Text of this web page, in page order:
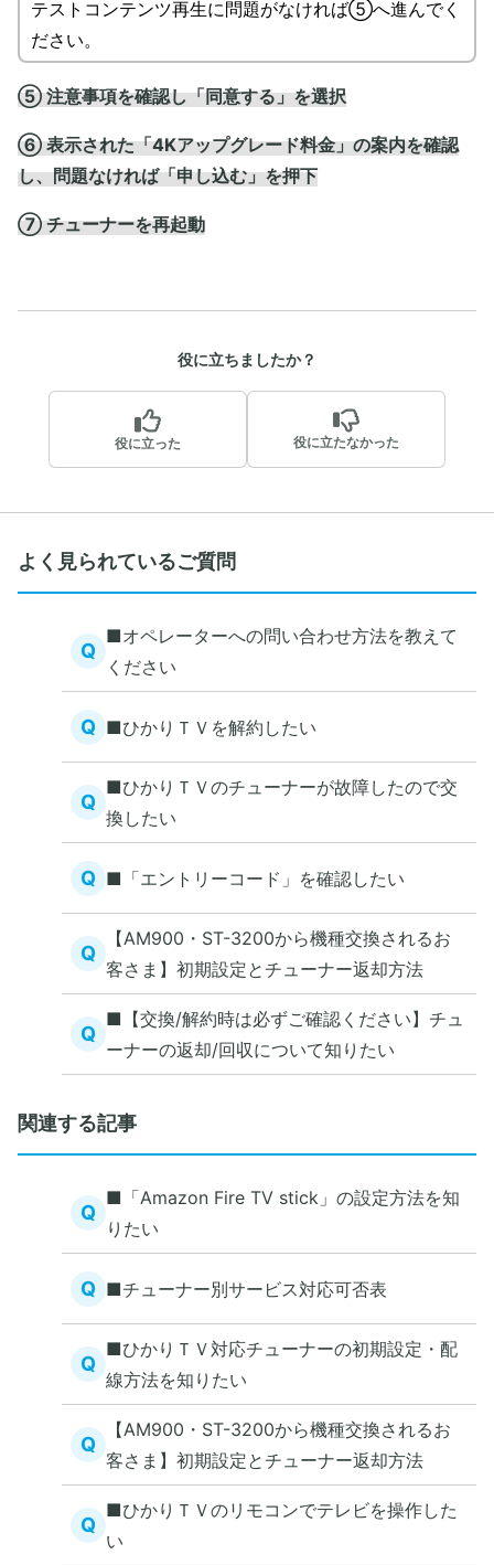
テストコンテンツ再生に問題がなければ⑤へ進んでく
ださい。
⑤ 注意事項を確認し「同意する」を選択
⑥ 表示された「4Kアップグレード料金」の案内を確認
し、問題なければ「申し込む」を押下
⑦ チューナーを再起動
役に立ちましたか？
役に立った 役に立たなかった
よく見られているご質問
Q
■オペレーターへの問い合わせ方法を教えて
ください
Q ■ひかりＴＶを解約したい
Q
■ひかりＴＶのチューナーが故障したので交
換したい
Q ■「エントリーコード」を確認したい
Q
【AM900・ST-3200から機種交換されるお
客さま】初期設定とチューナー返却方法
Q
■【交換/解約時は必ずご確認ください】チュ
ーナーの返却/回収について知りたい
関連する記事
Q
■「Amazon Fire TV stick」の設定方法を知
りたい
Q ■チューナー別サービス対応可否表
Q
■ひかりＴＶ対応チューナーの初期設定・配
線方法を知りたい
Q
【AM900・ST-3200から機種交換されるお
客さま】初期設定とチューナー返却方法
Q
■ひかりＴＶのリモコンでテレビを操作した
い